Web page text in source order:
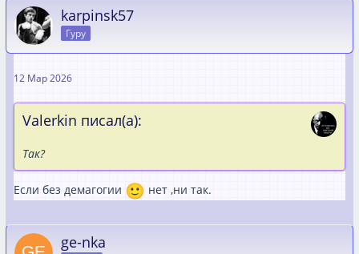
N)
Если PE-N Brücke находится в генераторе, то ты можешь
отключить PE-Klemme на Backup-Klemme, Sternpunkt
останется связан с PA-Ausgleichschiene через Gehäuse,
Grid-Klemme и через любой подключёный к инвертору PE-
Kabel.
karpinsk57
Гуру
12 Мар 2026
Valerkin писал(а):
Так?
Если без демагогии нет ,ни так.
ge-nka